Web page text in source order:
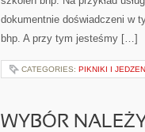
dokumentnie doświadczeni w
bhp. A przy tym jesteśmy […]
CATEGORIES: PIKNIKI I
WYBÓR